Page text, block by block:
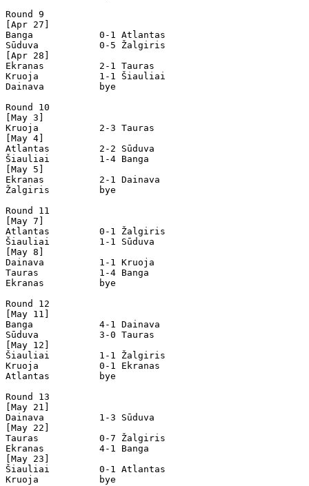
Round 9
[Apr 27]
Banga            0-1 Atlantas
Sūduva           0-5 Žalgiris
[Apr 28]
Ekranas          2-1 Tauras
Kruoja           1-1 Šiauliai
Dainava          bye
Round 10
[May 3]
Kruoja           2-3 Tauras
[May 4]
Atlantas         2-2 Sūduva
Šiauliai         1-4 Banga
[May 5]
Ekranas          2-1 Dainava
Žalgiris         bye
Round 11
[May 7]
Atlantas         0-1 Žalgiris
Šiauliai         1-1 Sūduva
[May 8]
Dainava          1-1 Kruoja
Tauras           1-4 Banga
Ekranas          bye
Round 12
[May 11]
Banga            4-1 Dainava
Sūduva           3-0 Tauras
[May 12]
Šiauliai         1-1 Žalgiris
Kruoja           0-1 Ekranas
Atlantas         bye
Round 13
[May 21]
Dainava          1-3 Sūduva
[May 22]
Tauras           0-7 Žalgiris
Ekranas          4-1 Banga
[May 23]
Šiauliai         0-1 Atlantas
Kruoja           bye